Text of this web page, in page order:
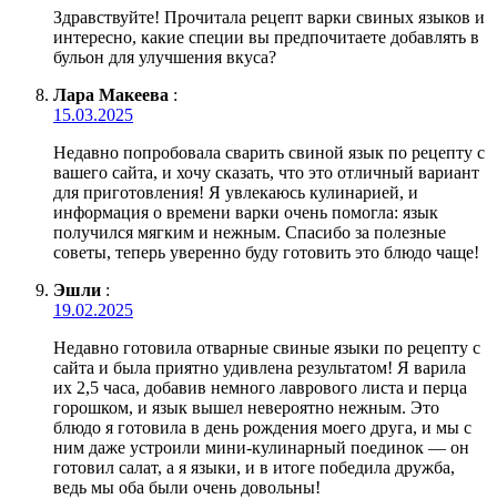
Здравствуйте! Прочитала рецепт варки свиных языков и
интересно, какие специи вы предпочитаете добавлять в
бульон для улучшения вкуса?
Лара Макеева :
15.03.2025
Недавно попробовала сварить свиной язык по рецепту с
вашего сайта, и хочу сказать, что это отличный вариант
для приготовления! Я увлекаюсь кулинарией, и
информация о времени варки очень помогла: язык
получился мягким и нежным. Спасибо за полезные
советы, теперь уверенно буду готовить это блюдо чаще!
Эшли :
19.02.2025
Недавно готовила отварные свиные языки по рецепту с
сайта и была приятно удивлена результатом! Я варила
их 2,5 часа, добавив немного лаврового листа и перца
горошком, и язык вышел невероятно нежным. Это
блюдо я готовила в день рождения моего друга, и мы с
ним даже устроили мини-кулинарный поединок — он
готовил салат, а я языки, и в итоге победила дружба,
ведь мы оба были очень довольны!